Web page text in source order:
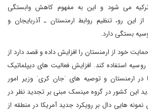
ترکیه می شود و این به مفهوم کاهش وابستگی
این رو، تنظیم روابط ارمنستان ـ آذربایجان و
بستگی دارد.
خود از ارمنستان را افزایش داده و قصد دارد از
روسیه استفاده کند. افزایش فعالیت های دیپلماتیک
ارمنستان و توصیه های ˈجان کریˈ وزیر امور
این کشور در گروه مینسک مبنی بر تجدید نظر در
هایی دال بر رویکرد جدید آمریکا در منطقه از